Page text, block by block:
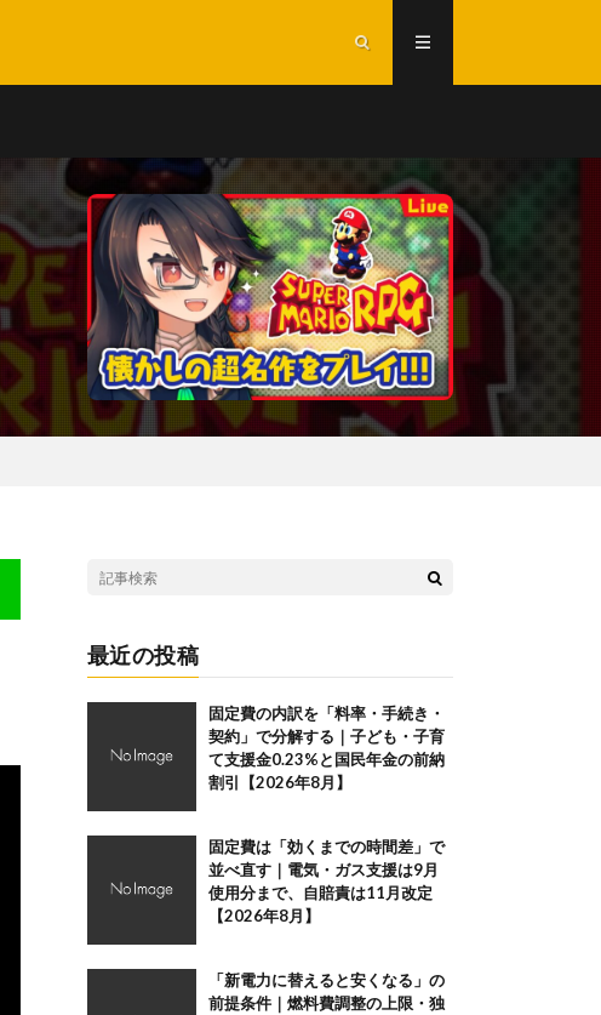
最近の投稿
固定費の内訳を「料率・手続き・
契約」で分解する｜子ども・子育
て支援金0.23%と国民年金の前納
割引【2026年8月】
固定費は「効くまでの時間差」で
並べ直す｜電気・ガス支援は9月
使用分まで、自賠責は11月改定
【2026年8月】
「新電力に替えると安くなる」の
前提条件｜燃料費調整の上限・独